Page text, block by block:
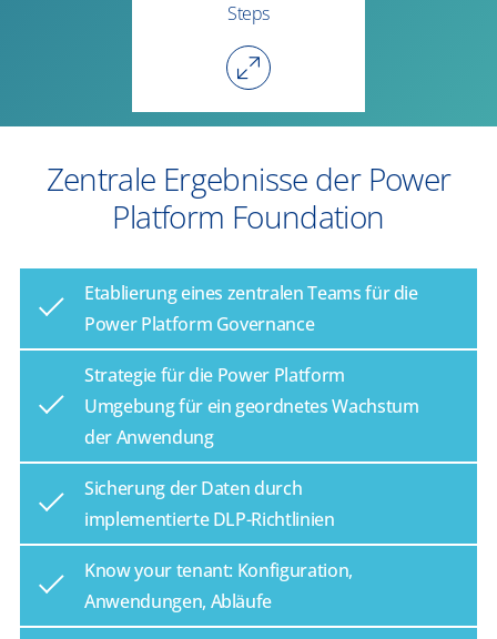
Steps
Zentrale Ergebnisse der Power
Platform Foundation
Etablierung eines zentralen Teams für die
Power Platform Governance
Strategie für die Power Platform
Umgebung für ein geordnetes Wachstum
der Anwendung
Sicherung der Daten durch
implementierte DLP-Richtlinien
Know your tenant: Konfiguration,
Anwendungen, Abläufe